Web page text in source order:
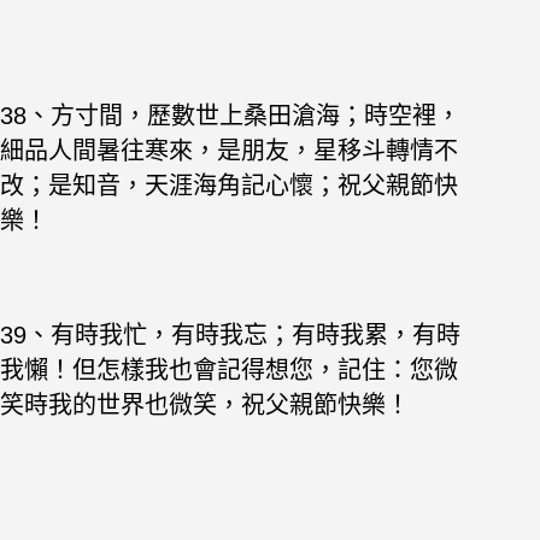
38、方寸間，歷數世上桑田滄海；時空裡，
細品人間暑往寒來，是朋友，星移斗轉情不
改；是知音，天涯海角記心懷；祝父親節快
樂！
39、有時我忙，有時我忘；有時我累，有時
我懶！但怎樣我也會記得想您，記住：您微
笑時我的世界也微笑，祝父親節快樂！